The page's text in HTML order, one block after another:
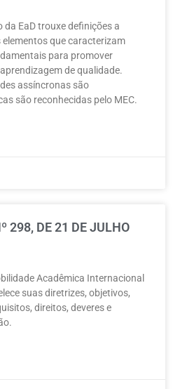
EaD trouxe definições a
que caracterizam
para promover
de qualidade.
assíncronas são
são reconhecidas pelo MEC.
298, DE 21 DE JULHO
Acadêmica Internacional
suas diretrizes, objetivos,
direitos, deveres e